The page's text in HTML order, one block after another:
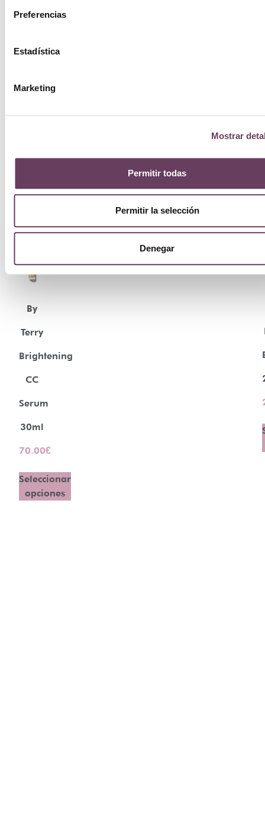
Preferencias
Estadística
Marketing
Mostrar
Permitir todas
Permitir la selección
Denegar
By
Terry
Brightening
CC
Serum
30ml
70.00€
Seleccionar
opciones